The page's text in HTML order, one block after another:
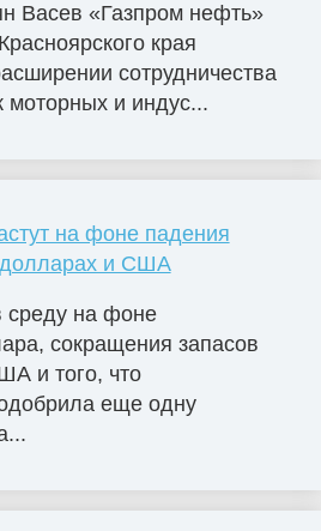
Васев «Газпром нефть»
края
сотрудничества
моторных и индус...
на фоне падения
и США
на фоне
сокращения запасов
и того, что
еще одну